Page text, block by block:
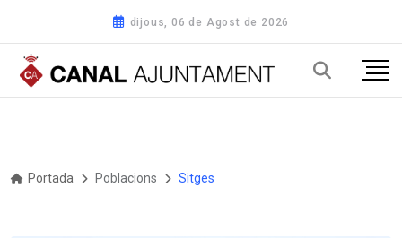
dijous, 06 de Agost de 2026
Portada Poblacions Sitges